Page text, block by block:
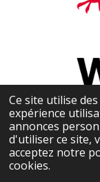
Ce site utilise
expérience
annonces
d'utiliser ce site,
acceptez notre
cookies.